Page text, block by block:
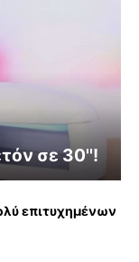
σε 30''!
επιτυχημένων